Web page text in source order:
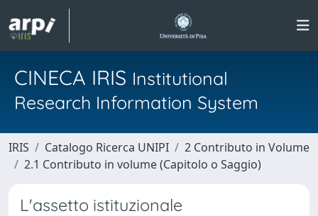
CINECA IRIS Institutional
Research Information System
IRIS Catalogo Ricerca UNIPI
2 Contributo in Volume
2.1 Contributo in volume (Capitolo o Saggio)
L'assetto istituzionale